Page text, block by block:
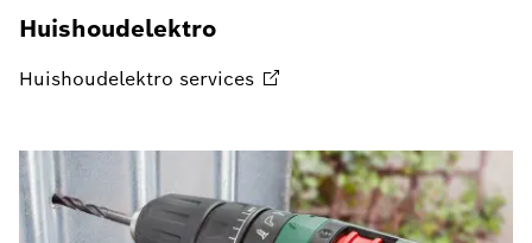
Huishoudelektro
Huishoudelektro services